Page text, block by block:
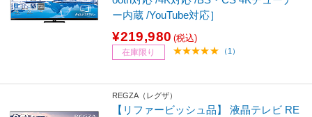
ー内蔵 /YouTube対応］
¥219,980 (税込)
在庫限り （1）
REGZA（レグザ）
【リファービッシュ品】 液晶テレビ RE